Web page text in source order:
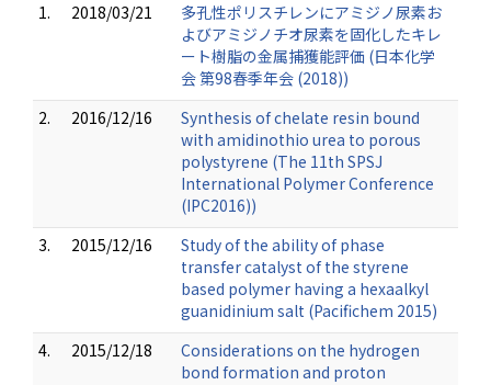
1.
2018/03/21
多孔性ポリスチレンにアミジノ尿素お
よびアミジノチオ尿素を固化したキレ
ート樹脂の金属捕獲能評価 (日本化学
会 第98春季年会 (2018))
2.
2016/12/16
Synthesis of chelate resin bound
with amidinothio urea to porous
polystyrene (The 11th SPSJ
International Polymer Conference
(IPC2016))
3.
2015/12/16
Study of the ability of phase
transfer catalyst of the styrene
based polymer having a hexaalkyl
guanidinium salt (Pacifichem 2015)
4.
2015/12/18
Considerations on the hydrogen
bond formation and proton